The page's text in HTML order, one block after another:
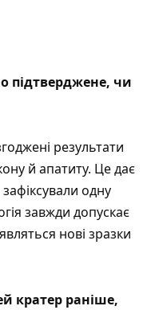
підтверджене, чи
результати
й апатиту. Це дає
одну
завжди допускає
нові зразки
кратер раніше,